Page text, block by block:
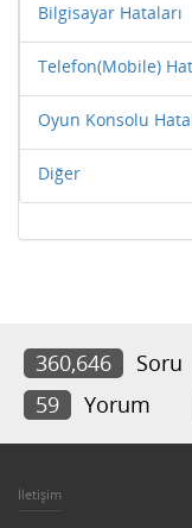
Bilgisayar Hataları
Telefon(Mobile)
Oyun Konsolu
Diğer
360,646 Soru
59
Yorum
İletişim